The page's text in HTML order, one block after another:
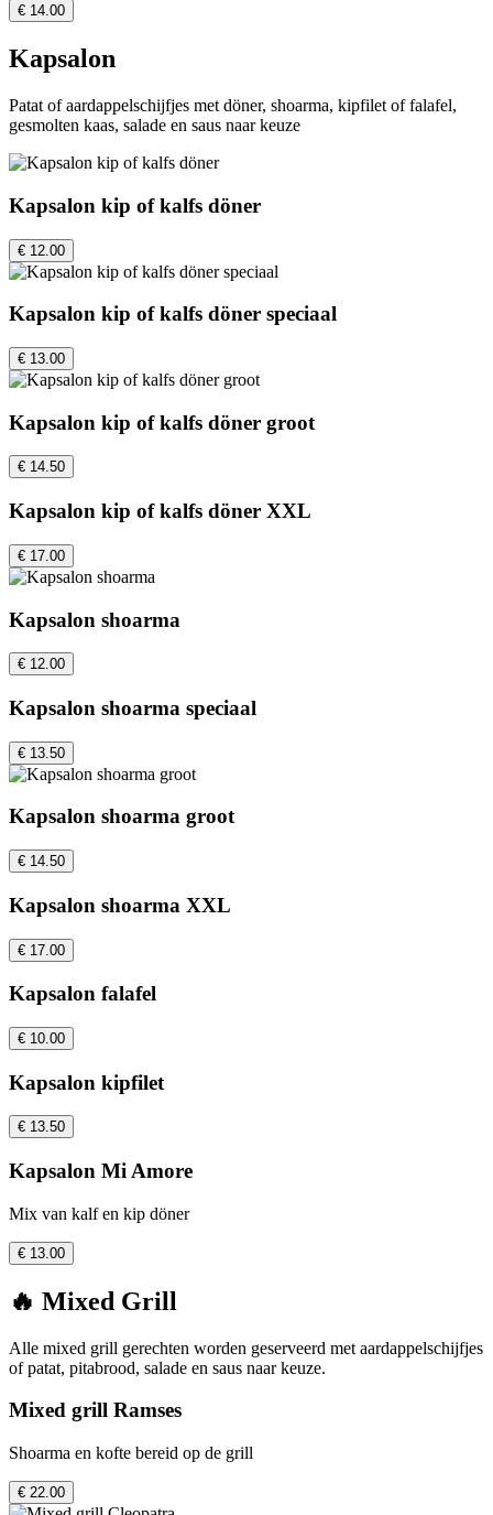
€ 14.00
Kapsalon
Patat of aardappelschijfjes met döner, shoarma, kipfilet of falafel,
gesmolten kaas, salade en saus naar keuze
Kapsalon kip of kalfs döner
€ 12.00
Kapsalon kip of kalfs döner speciaal
€ 13.00
Kapsalon kip of kalfs döner groot
€ 14.50
Kapsalon kip of kalfs döner XXL
€ 17.00
Kapsalon shoarma
€ 12.00
Kapsalon shoarma speciaal
€ 13.50
Kapsalon shoarma groot
€ 14.50
Kapsalon shoarma XXL
€ 17.00
Kapsalon falafel
€ 10.00
Kapsalon kipfilet
€ 13.50
Kapsalon Mi Amore
Mix van kalf en kip döner
€ 13.00
🔥 Mixed Grill
Alle mixed grill gerechten worden geserveerd met aardappelschijfjes
of patat, pitabrood, salade en saus naar keuze.
Mixed grill Ramses
Shoarma en kofte bereid op de grill
€ 22.00